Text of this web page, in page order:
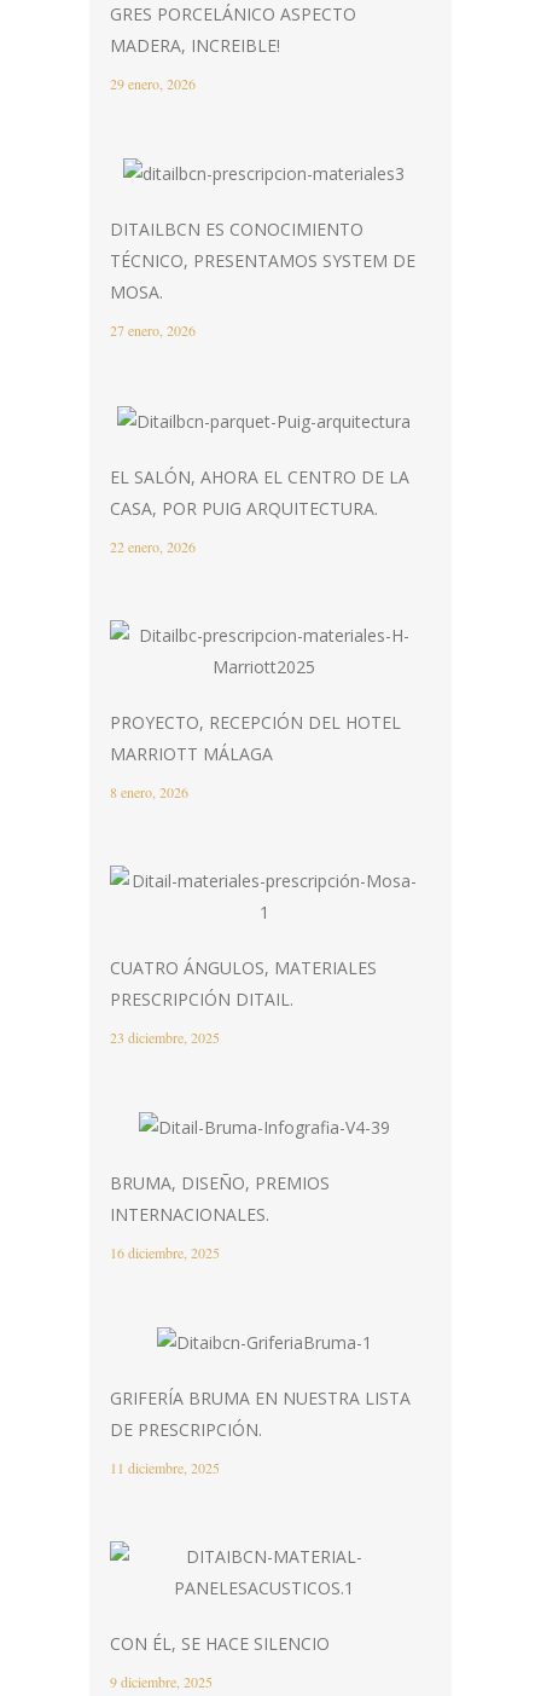
GRES PORCELÁNICO ASPECTO
MADERA, INCREIBLE!
29 enero, 2026
DITAILBCN ES CONOCIMIENTO
TÉCNICO, PRESENTAMOS SYSTEM DE
MOSA.
27 enero, 2026
EL SALÓN, AHORA EL CENTRO DE LA
CASA, POR PUIG ARQUITECTURA.
22 enero, 2026
PROYECTO, RECEPCIÓN DEL HOTEL
MARRIOTT MÁLAGA
8 enero, 2026
CUATRO ÁNGULOS, MATERIALES
PRESCRIPCIÓN DITAIL.
23 diciembre, 2025
BRUMA, DISEÑO, PREMIOS
INTERNACIONALES.
16 diciembre, 2025
GRIFERÍA BRUMA EN NUESTRA LISTA
DE PRESCRIPCIÓN.
11 diciembre, 2025
CON ÉL, SE HACE SILENCIO
9 diciembre, 2025